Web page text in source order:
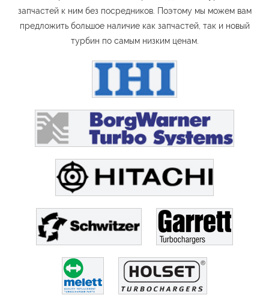
запчастей к ним без посредников. Поэтому мы можем вам
предложить большое наличие как запчастей, так и новый
турбин по самым низким ценам.